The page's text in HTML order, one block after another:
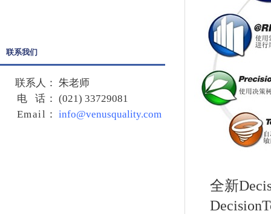
联系我们
联系人： 朱老师
电 话： (021) 33729081
Email ： info@venusquality.com
全新